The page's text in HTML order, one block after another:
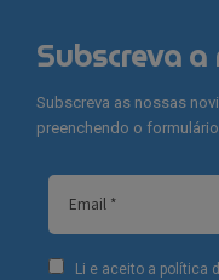
Subscreva
Subscreva as nossas
preenchendo o
Li e aceito a política